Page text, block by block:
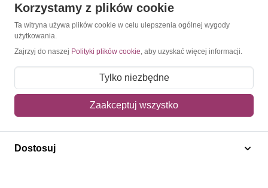
Konto
Moje konto
Mój koszyk
Adres dostawy
Polecamy
Korzystamy z plików cookie
Ta witryna używa plików cookie w celu ulepszenia ogólnej wygody
użytkowania.
Zajrzyj do naszej Polityki plików cookie, aby uzyskać więcej informacji.
Tylko niezbędne
Zaakceptuj wszystko
Dostosuj